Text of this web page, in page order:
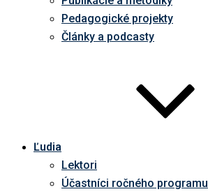
Pedagogické projekty
Články a podcasty
Ľudia
Lektori
Účastníci ročného programu